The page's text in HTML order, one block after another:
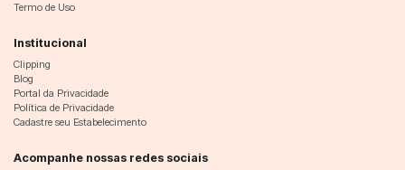
Termo de Uso
Institucional
Clipping
Blog
Portal da Privacidade
Política de Privacidade
Cadastre seu Estabelecimento
Acompanhe nossas redes sociais